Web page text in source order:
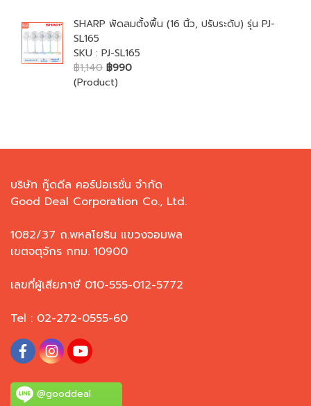
SHARP พัดลมตั้งพื้น (16 นิ้ว, ปรับระดับ) รุ่น PJ-
SL165
SKU : PJ-SL165
฿1,140 ฿990
(Product)
บริษัท กู๊ดดีล คอร์ปอเรชั่น จำกัด
Good Deal Corporation Co., Ltd.
1082/37 ถ.พหลโยธิน แขวงจอมพล
เขตจตุจักร กทม. 10900
เลขที่ผู้เสียภาษี 010-555-012-5772
Tel : 02-272-0555-60
@gooddeal